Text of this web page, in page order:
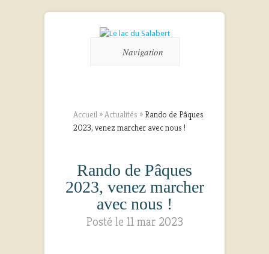
Navigation
Accueil »Actualités » Rando de Pâques
2023, venez marcher avec nous !
Rando de Pâques
2023, venez marcher
avec nous !
Posté le 11 mar 2023